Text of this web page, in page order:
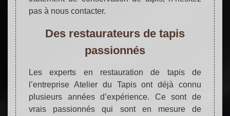
pas à nous contacter.
Des restaurateurs de tapis
passionnés
Les experts en restauration de tapis de
l’entreprise Atelier du Tapis ont déjà connu
plusieurs années d’expérience. Ce sont de
vrais passionnés qui sont en mesure de